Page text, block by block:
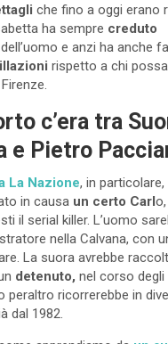
che fino a oggi erano
ha sempre creduto
dell’uomo e anzi ha anche
illazioni rispetto a chi
c’era tra
e Pietro
La Nazione, in
in causa un certo Carl
il serial killer. L’uomo
nella Calvana, con
La suora avrebbe
detenuto, nel corso degli
peraltro ricorrerebbe in
dal 1982.